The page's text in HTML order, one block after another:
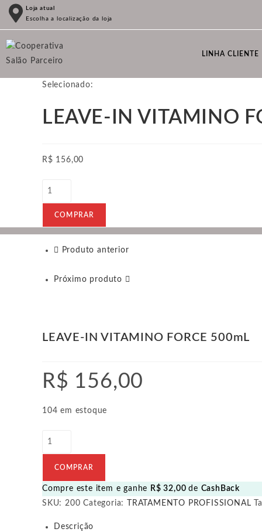
para
conteúdo
Loja atual
Escolha a localização da loja
LINHA CLIENTE
Selecionado:
LEAVE-IN VITAMINO
R$ 156,00
LEAVE-
VITAMINO
FORCE
500mL
COMPRAR
Produto anterior
Próximo produto
LEAVE-IN VITAMINO FORCE 500mL
R$ 156,00
104 em estoque
LEAVE-
VITAMINO
FORCE
500mL
COMPRAR
Compre este item e ganhe R$ 32,00 de CashBack
SKU: 200 Categoria: TRATAMENTO PROFISSIONAL
Descrição